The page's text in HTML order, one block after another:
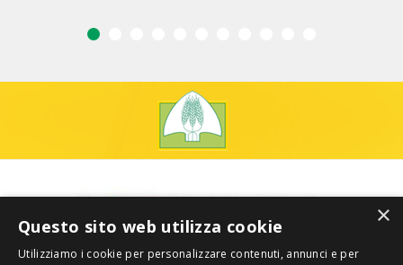
×
Questo sito web utilizza cookie
Utilizziamo i cookie per personalizzare contenuti, annunci e per